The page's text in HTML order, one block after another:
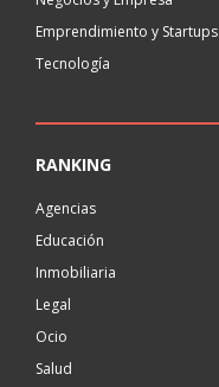
Emprendimiento y Startups
Tecnología
RANKING
Agencias
Educación
Inmobiliaria
Legal
Ocio
Salud